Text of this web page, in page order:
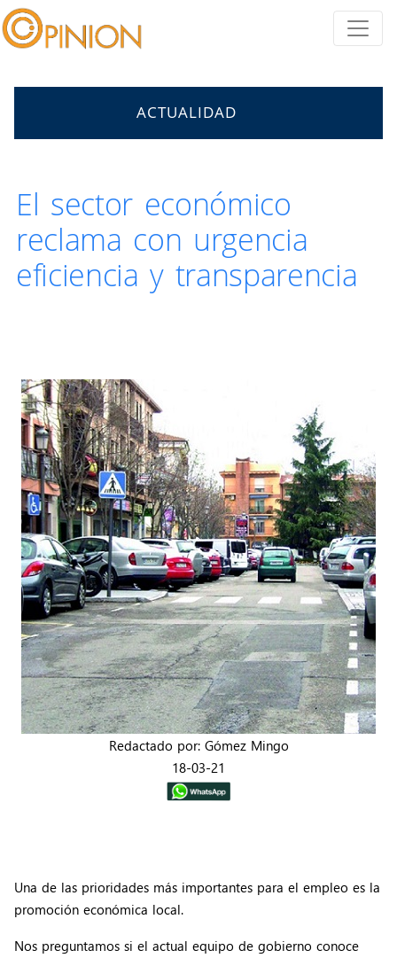
ACTUALIDAD
El sector económico
reclama con urgencia
eficiencia y transparencia
Redactado por: Gómez Mingo
18-03-21
Una de las prioridades más importantes para el empleo es la
promoción económica local.
Nos preguntamos si el actual equipo de gobierno conoce